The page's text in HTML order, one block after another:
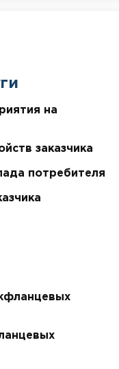
на
заказчика
потребителя